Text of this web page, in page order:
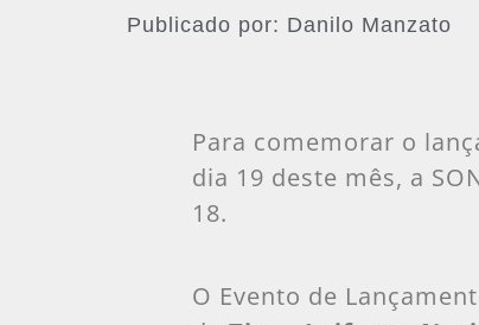
Publicado por: Danilo Manzato
Para comemorar o
dia 19 deste mês, a
18.
O Evento de